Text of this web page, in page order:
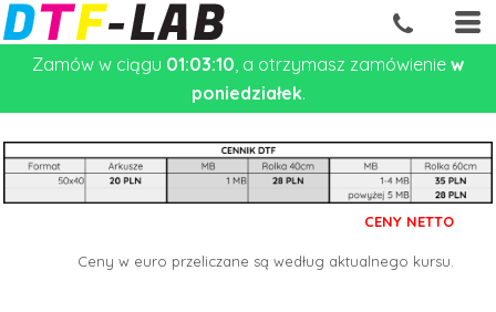
Zamów w ciągu 01:03:10, a otrzymasz zamówienie w
poniedziałek.
CENY NETTO
Ceny w euro przeliczane są według aktualnego kursu.